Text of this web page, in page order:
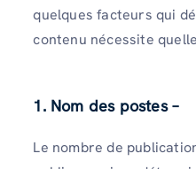
quelques facteurs qui
contenu nécessite
1. Nom des postes –
Le nombre de